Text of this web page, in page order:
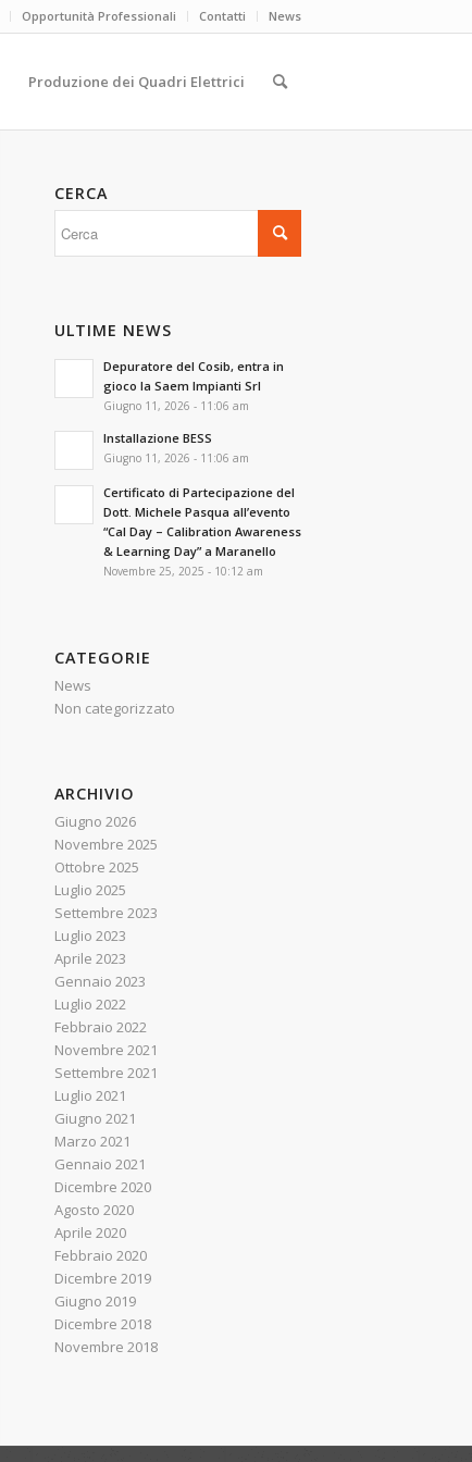
Opportunità Professionali Contatti News
Produzione dei Quadri Elettrici
CERCA
ULTIME NEWS
Depuratore del Cosib, entra in
gioco la Saem Impianti Srl
Giugno 11, 2026 - 11:06 am
Installazione BESS
Giugno 11, 2026 - 11:06 am
Certificato di Partecipazione del
Dott. Michele Pasqua all’evento
“Cal Day – Calibration Awareness
& Learning Day” a Maranello
Novembre 25, 2025 - 10:12 am
CATEGORIE
News
Non categorizzato
ARCHIVIO
Giugno 2026
Novembre 2025
Ottobre 2025
Luglio 2025
Settembre 2023
Luglio 2023
Aprile 2023
Gennaio 2023
Luglio 2022
Febbraio 2022
Novembre 2021
Settembre 2021
Luglio 2021
Giugno 2021
Marzo 2021
Gennaio 2021
Dicembre 2020
Agosto 2020
Aprile 2020
Febbraio 2020
Dicembre 2019
Giugno 2019
Dicembre 2018
Novembre 2018